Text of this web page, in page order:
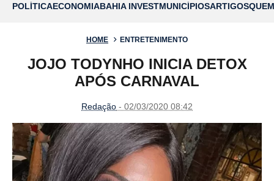
POLÍTICAECONOMIABAHIA INVESTMUNICÍPIOSARTIGOS
HOME ENTRETENIMENTO
JOJO TODYNHO INICIA DETOX
APÓS CARNAVAL
Redação - 02/03/2020 08:42